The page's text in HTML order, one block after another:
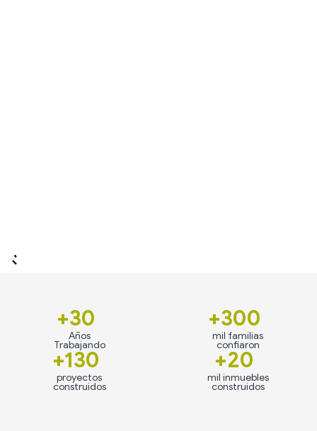
+30
Años
Trabajando
+300
mil familias
confiaron
+130
proyectos
construidos
+20
mil inmuebles
construidos